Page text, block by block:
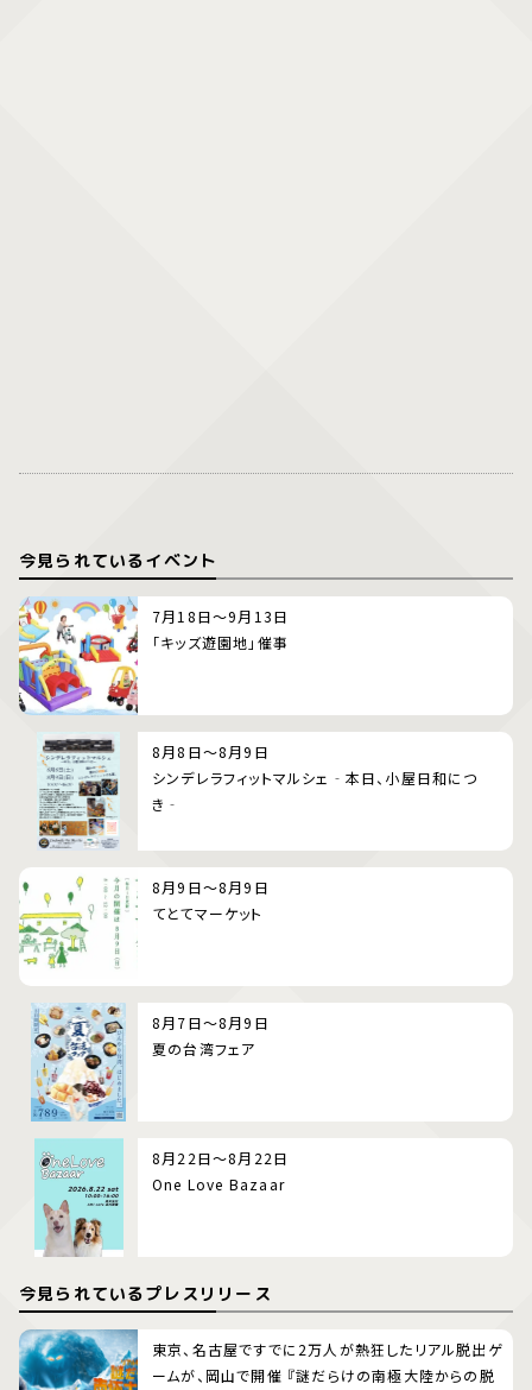
今見られているイベント
7月18日～9月13日
「キッズ遊園地」催事
8月8日～8月9日
シンデレラフィットマルシェ‐本日、小屋日和につ
き‐
8月9日～8月9日
てとてマーケット
8月7日～8月9日
夏の台湾フェア
8月22日～8月22日
One Love Bazaar
今見られているプレスリリース
東京、名古屋ですでに2万人が熱狂したリアル脱出ゲ
ームが、岡山で開催 『謎だらけの南極大陸からの脱